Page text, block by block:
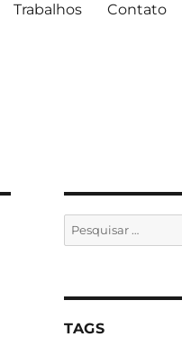
Trabalhos Contato
Pesquisar
por:
TAGS